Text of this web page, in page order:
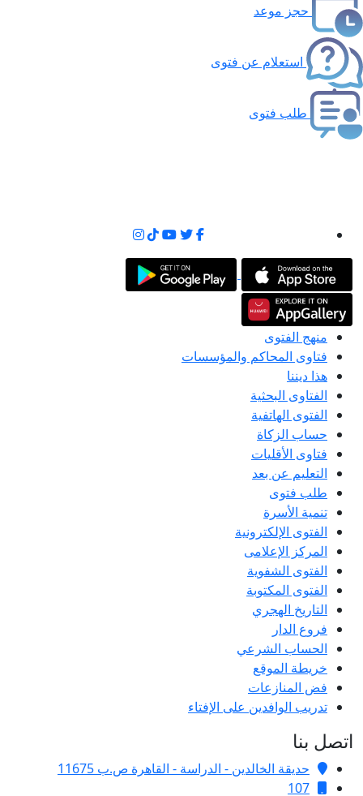
حجز موعد
استعلام عن فتوى
طلب فتوى
منهج الفتوى
فتاوى المحاكم والمؤسسات
هذا ديننا
الفتاوى البحثية
الفتوى الهاتفية
حساب الزكاة
فتاوى الأقليات
التعليم عن بعد
طلب فتوى
تنمية الأسرة
الفتوى الإلكترونية
المركز الإعلامى
الفتوى الشفوية
الفتوى المكتوبة
التاريخ الهجري
فروع الدار
الحساب الشرعي
خريطة الموقع
فض المنازعات
تدريب الوافدين على الإفتاء
اتصل بنا
حديقة الخالدين - الدراسة - القاهرة ص.ب 11675
107